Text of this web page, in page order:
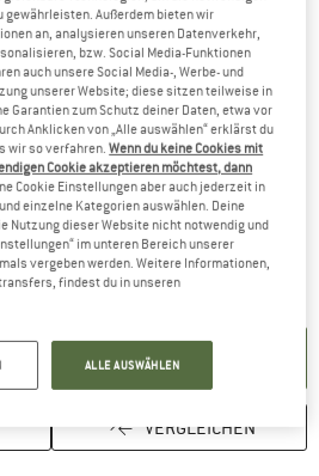
öffnet sich in einer Infobox und
IN DEN WARENKORB
VERGLEICHEN
gewährleisten. Außerdem bieten wir
an, analysieren unseren Datenverkehr,
bzw. Social Media-Funktionen
auch unsere Social Media-, Werbe- und
unserer Website; diese sitzen teilweise in
Garantien zum Schutz deiner Daten, etwa vor
Anklicken von „Alle auswählen“ erklärst du
wir so verfahren.Wenn du keine Cookies mit
Cookie akzeptieren möchtest, dann
Cookie Einstellungen aber auch jederzeit in
einzelne Kategorien auswählen. Deine
Nutzung dieser Website nicht notwendig und
im unteren Bereich unserer
vergeben werden. Weitere Informationen,
findest du in unseren
ALLE AUSWÄHLEN